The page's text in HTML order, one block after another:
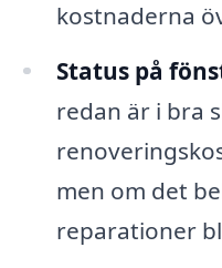
kostnaderna
Status på
redan är i bra
men om det
reparationer